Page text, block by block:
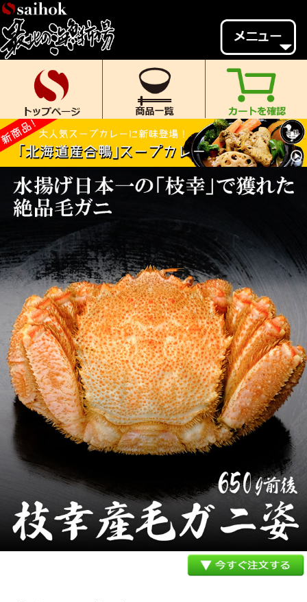
会員様メニュー
ゲスト
様、
いらっしゃいませ。
ご来店ありがとうございます。
新規会員登録 ログイン
MYページ MYクーポン
ポイント履歴 お気に入り
レビュー投稿
当店について
初めての方へ 送料・お支払い
返品について ご利用ガイド
メルマガ登録 お問合せ
特定商取引法表示 個人情報の取扱い